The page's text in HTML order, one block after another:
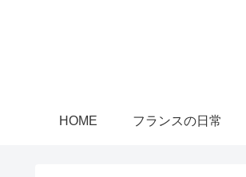
HOME フランスの日常